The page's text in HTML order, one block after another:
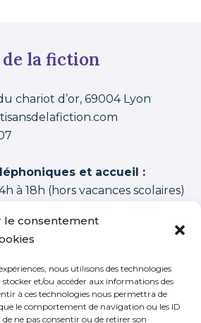
le consentement
nous utilisons des technologies
stocker et/ou accéder aux informations des
à ces technologies nous permettra de
le comportement de navigation ou les ID
ne pas consentir ou de retirer son
la fiction
chariot d’or, 69004 Lyon
et accueil :
à 18h (hors vacances scolaires)
DISTINCTS 2015–2026 (cycles + stages
journées initiation) .